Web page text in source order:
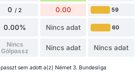
0 / 2 0.00 59
0.00% Nincs adat 60
Nincs
Gólpassz
Nincs adat Nincs adat
sem adott a(z) Német 3. Bundesliga